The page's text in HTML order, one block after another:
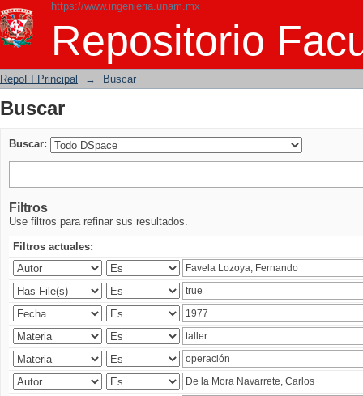
https://www.ingenieria.unam.mx
Repositorio
Buscar
RepoFI Principal → Buscar
Buscar
Buscar:
Filtros
Use filtros para refinar sus resultados.
Filtros actuales: